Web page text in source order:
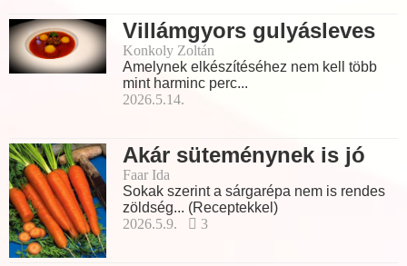
Villámgyors gulyásleves
Konkoly Zoltán
Amelynek elkészítéséhez nem kell több
mint harminc perc...
2026.5.14.
Akár süteménynek is jó
Faar Ida
Sokak szerint a sárgarépa nem is rendes
zöldség... (Receptekkel)
2026.5.9.
3